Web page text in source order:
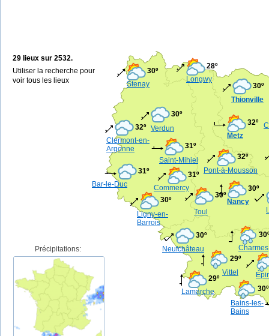
29 lieux sur 2532.
Utiliser la recherche pour
voir tous les lieux
Metz
32º
Nancy
30º
Thionville
30º
Verdun
30º
Bar-le-Duc
31º
Toul
30º
Pont-à-Mousson
32º
Longwy
28º
Neufchâteau
30º
Commercy
31º
Vittel
29º
Saint-Mihiel
31º
Ligny-en-
Barrois
30º
Charmes
30º
Stenay
30º
Clermont-en-
Argonne
32º
Bains-les-
Bains
30º
Lamarche
29º
Précipitations: